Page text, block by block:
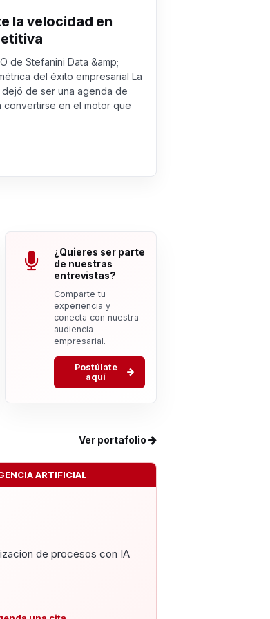
la velocidad en
de Stefanini Data &amp;
del éxito empresarial La
de ser una agenda de
convertirse en el motor que
¿Quieres ser parte
de nuestras
entrevistas?
Comparte tu
experiencia y
conecta con nuestra
audiencia
empresarial.
Postúlate
aquí
Ver portafolio
ARTIFICIAL
de procesos con IA